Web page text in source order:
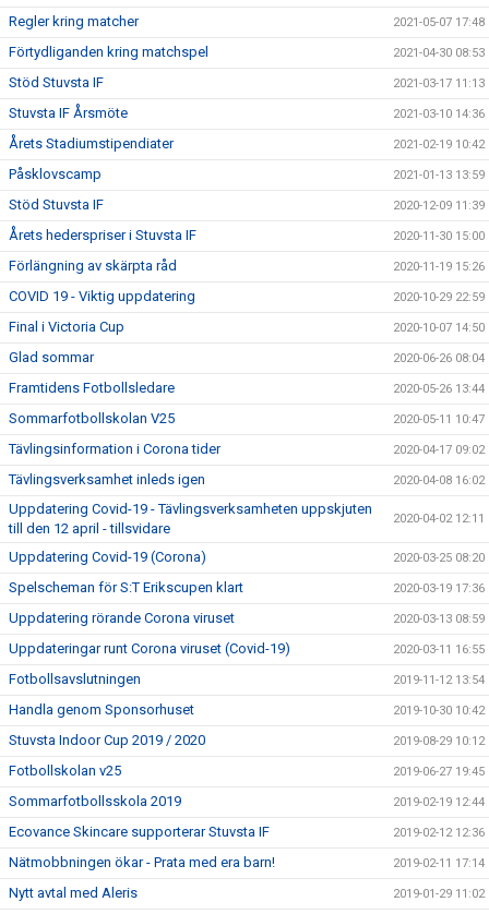
Regler kring matcher 2021-05-07 17:48
Förtydliganden kring matchspel 2021-04-30 08:53
Stöd Stuvsta IF 2021-03-17 11:13
Stuvsta IF Årsmöte 2021-03-10 14:36
Årets Stadiumstipendiater 2021-02-19 10:42
Påsklovscamp 2021-01-13 13:59
Stöd Stuvsta IF 2020-12-09 11:39
Årets hederspriser i Stuvsta IF 2020-11-30 15:00
Förlängning av skärpta råd 2020-11-19 15:26
COVID 19 - Viktig uppdatering 2020-10-29 22:59
Final i Victoria Cup 2020-10-07 14:50
Glad sommar 2020-06-26 08:04
Framtidens Fotbollsledare 2020-05-26 13:44
Sommarfotbollskolan V25 2020-05-11 10:47
Tävlingsinformation i Corona tider 2020-04-17 09:02
Tävlingsverksamhet inleds igen 2020-04-08 16:02
Uppdatering Covid-19 - Tävlingsverksamheten uppskjuten
till den 12 april - tillsvidare
2020-04-02 12:11
Uppdatering Covid-19 (Corona) 2020-03-25 08:20
Spelscheman för S:T Erikscupen klart 2020-03-19 17:36
Uppdatering rörande Corona viruset 2020-03-13 08:59
Uppdateringar runt Corona viruset (Covid-19) 2020-03-11 16:55
Fotbollsavslutningen 2019-11-12 13:54
Handla genom Sponsorhuset 2019-10-30 10:42
Stuvsta Indoor Cup 2019 / 2020 2019-08-29 10:12
Fotbollskolan v25 2019-06-27 19:45
Sommarfotbollsskola 2019 2019-02-19 12:44
Ecovance Skincare supporterar Stuvsta IF 2019-02-12 12:36
Nätmobbningen ökar - Prata med era barn! 2019-02-11 17:14
Nytt avtal med Aleris 2019-01-29 11:02